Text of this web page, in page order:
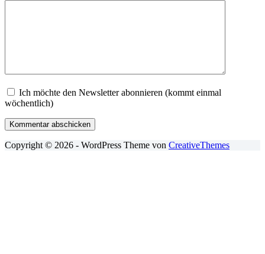
Ich möchte den Newsletter abonnieren (kommt einmal
wöchentlich)
Kommentar abschicken
Copyright © 2026 - WordPress Theme von CreativeThemes